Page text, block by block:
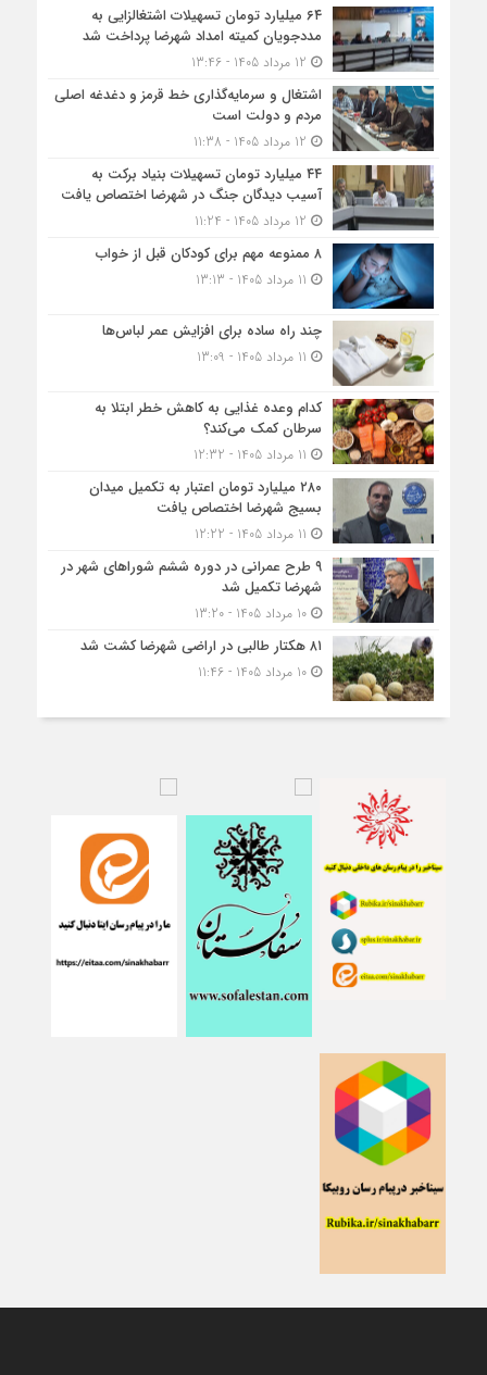
۶۴ میلیارد تومان تسهیلات اشتغالزایی به
مددجویان کمیته امداد شهرضا پرداخت شد
اشتغال و سرمایه‌گذاری خط قرمز و دغدغه اصلی
مردم و دولت است
۴۴ میلیارد تومان تسهیلات بنیاد برکت به
آسیب دیدگان جنگ در شهرضا اختصاص یافت
۸ ممنوعه مهم برای کودکان قبل از خواب
چند راه ساده برای افزایش عمر لباس‌ها
کدام وعده غذایی به کاهش خطر ابتلا به
سرطان کمک می‌کند؟
۲۸۰ میلیارد تومان اعتبار به تکمیل میدان
بسیج شهرضا اختصاص یافت
۹ طرح عمرانی در دوره ششم شوراهای شهر در
شهرضا تکمیل شد
10 مرداد 1405 - 13:20
۸۱ هکتار طالبی در اراضی شهرضا کشت شد
10 مرداد 1405 - 11:46